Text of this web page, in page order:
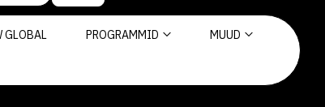
GLOBAL PROGRAMMID MUUD